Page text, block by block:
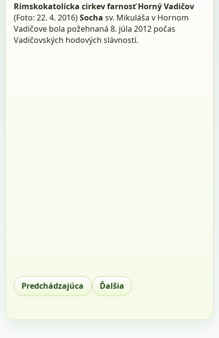
Rímskokatolícka cirkev farnosť Horný Vadičov
(Foto: 22. 4. 2016)Sochasv. Mikuláša v Hornom
Vadičove bola požehnaná 8. júla 2012 počas
Vadičovských hodových slávností.
Predchádzajúca Ďalšia